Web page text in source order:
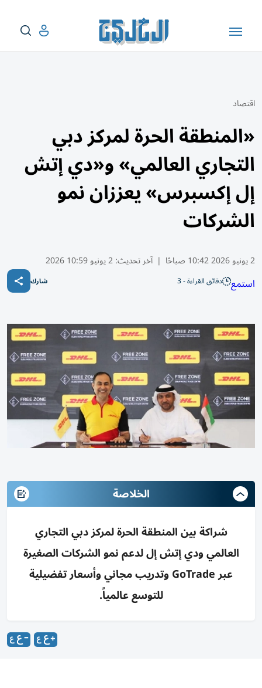
اقتصاد
«المنطقة الحرة لمركز دبي
التجاري العالمي» و«دي إتش
إل إكسبرس» يعززان نمو
الشركات
2 يونيو 2026 10:42 صباحًا | آخر تحديث:2 يونيو 10:59 2026
استمع دقائق القراءة - 3 شارك
الخلاصة
شراكة بين المنطقة الحرة لمركز دبي التجاري
العالمي ودي إتش إل لدعم نمو الشركات الصغيرة
عبر GoTrade وتدريب مجاني وأسعار تفضيلية
للتوسع عالمياً.